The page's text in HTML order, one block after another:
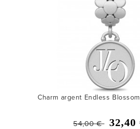
Charm argent Endless
54,00 € 32,40